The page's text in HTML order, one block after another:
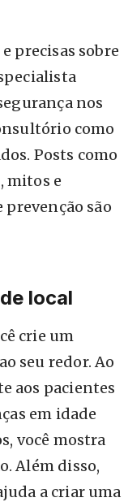
precisas sobre
nos
como
Posts como
mitos e
são
local
crie um
seu redor. Ao
aos pacientes
em idade
você mostra
Além disso,
a criar uma